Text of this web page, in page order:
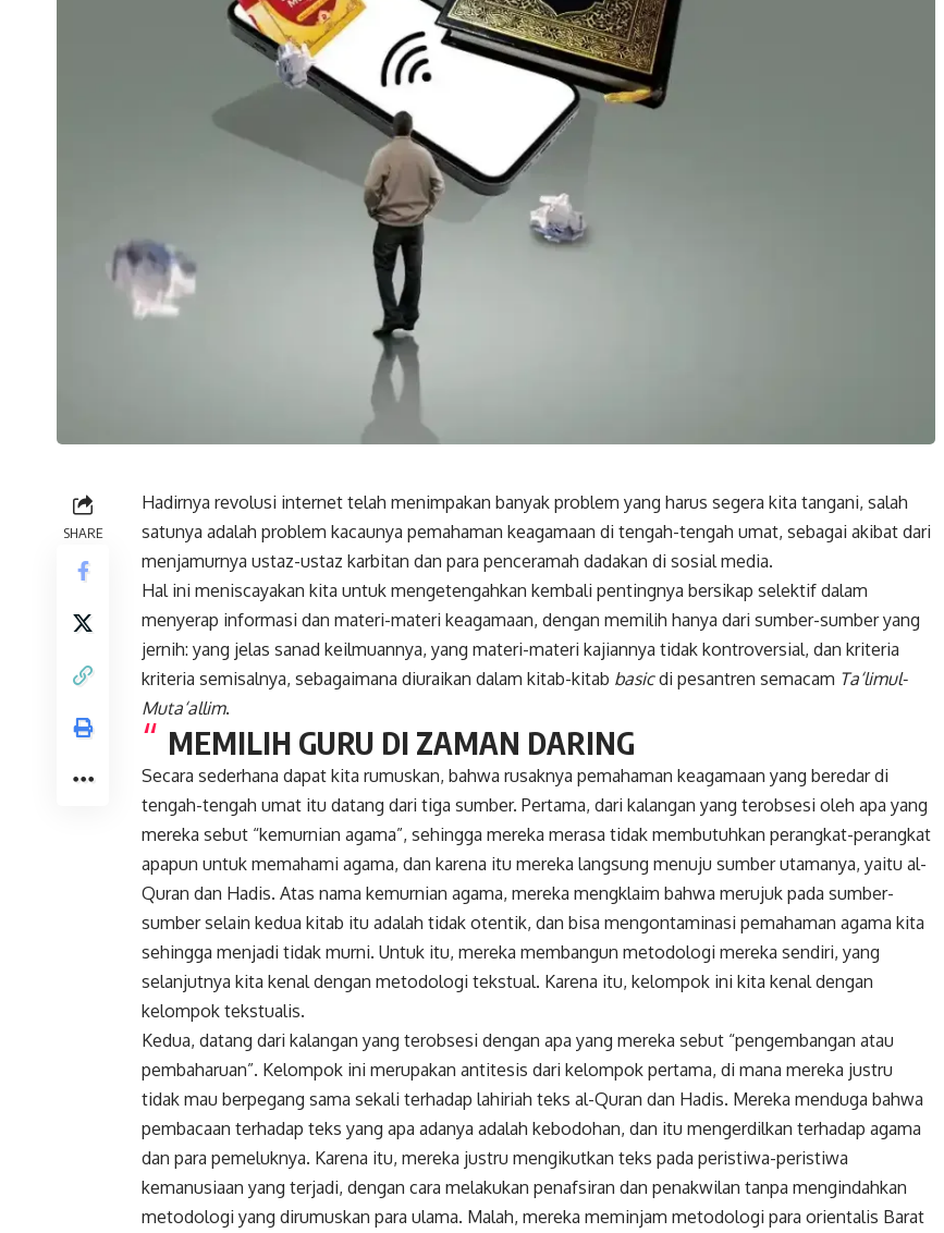
SHARE
Hadirnya revolusi internet telah menimpakan banyak problem yang harus segera kita tangani, salah
satunya adalah problem kacaunya pemahaman keagamaan di tengah-tengah umat, sebagai akibat dari
menjamurnya ustaz-ustaz karbitan dan para penceramah dadakan di sosial media.
Hal ini meniscayakan kita untuk mengetengahkan kembali pentingnya bersikap selektif dalam
menyerap informasi dan materi-materi keagamaan, dengan memilih hanya dari sumber-sumber yang
jernih: yang jelas sanad keilmuannya, yang materi-materi kajiannya tidak kontroversial, dan kriteria
kriteria semisalnya, sebagaimana diuraikan dalam kitab-kitab basicdi pesantren semacam Ta‘limul-
Muta‘allim.
MEMILIH GURU DI ZAMAN DARING
Secara sederhana dapat kita rumuskan, bahwa rusaknya pemahaman keagamaan yang beredar di
tengah-tengah umat itu datang dari tiga sumber. Pertama, dari kalangan yang terobsesi oleh apa yang
mereka sebut “kemurnian agama”, sehingga mereka merasa tidak membutuhkan perangkat-perangkat
apapun untuk memahami agama, dan karena itu mereka langsung menuju sumber utamanya, yaitu al-
Quran dan Hadis. Atas nama kemurnian agama, mereka mengklaim bahwa merujuk pada sumber-
sumber selain kedua kitab itu adalah tidak otentik, dan bisa mengontaminasi pemahaman agama kita
sehingga menjadi tidak murni. Untuk itu, mereka membangun metodologi mereka sendiri, yang
selanjutnya kita kenal dengan metodologi tekstual. Karena itu, kelompok ini kita kenal dengan
kelompok tekstualis.
Kedua, datang dari kalangan yang terobsesi dengan apa yang mereka sebut “pengembangan atau
pembaharuan”. Kelompok ini merupakan antitesis dari kelompok pertama, di mana mereka justru
tidak mau berpegang sama sekali terhadap lahiriah teks al-Quran dan Hadis. Mereka menduga bahwa
pembacaan terhadap teks yang apa adanya adalah kebodohan, dan itu mengerdilkan terhadap agama
dan para pemeluknya. Karena itu, mereka justru mengikutkan teks pada peristiwa-peristiwa
kemanusiaan yang terjadi, dengan cara melakukan penafsiran dan penakwilan tanpa mengindahkan
metodologi yang dirumuskan para ulama. Malah, mereka meminjam metodologi para orientalis Barat